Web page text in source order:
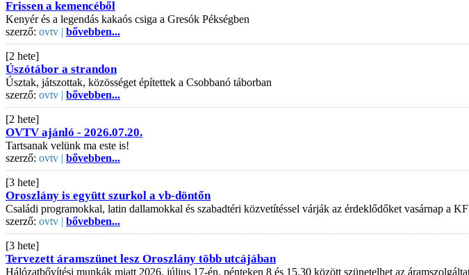
Frissen a kemencéből
Kenyér és a legendás kakaós csiga a Gresók Pékségben
szerző: ovtv | bővebben...
[2 hete]
Úszótábor a strandon
Úsztak, játszottak, közösséget építettek a Csobbanó táborban
szerző: ovtv | bővebben...
[2 hete]
OVTV ajánló - 2026.07.20.
Tartsanak velünk ma este is!
szerző: ovtv | bővebben...
[3 hete]
Oroszlány is együtt szurkol a vb-döntőn
Családi programokkal, latin dallamokkal és szabadtéri közvetítéssel várják az érdeklődőket vasárnap a
szerző: ovtv | bővebben...
[3 hete]
Tervezett áramszünet lesz Oroszlány több utcájában
Hálózatbővítési munkák miatt 2026. július 17-én, pénteken 8 és 15.30 között szünetelhet az